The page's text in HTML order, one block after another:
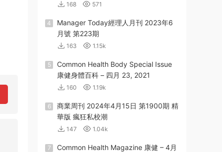
168 571
4
Manager Today經理人月刊 2023年6
月號 第223期
163 1.15k
5
Common Health Body Special Issue
康健身體百科 – 四月 23, 2021
160 1.19k
6
商業周刊 2024年4月15日 第1900期 精
華版 瘋狂私校潮
147 1.04k
7
Common Health Magazine 康健 – 4月